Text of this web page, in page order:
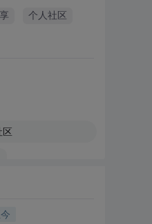
个人社区
区